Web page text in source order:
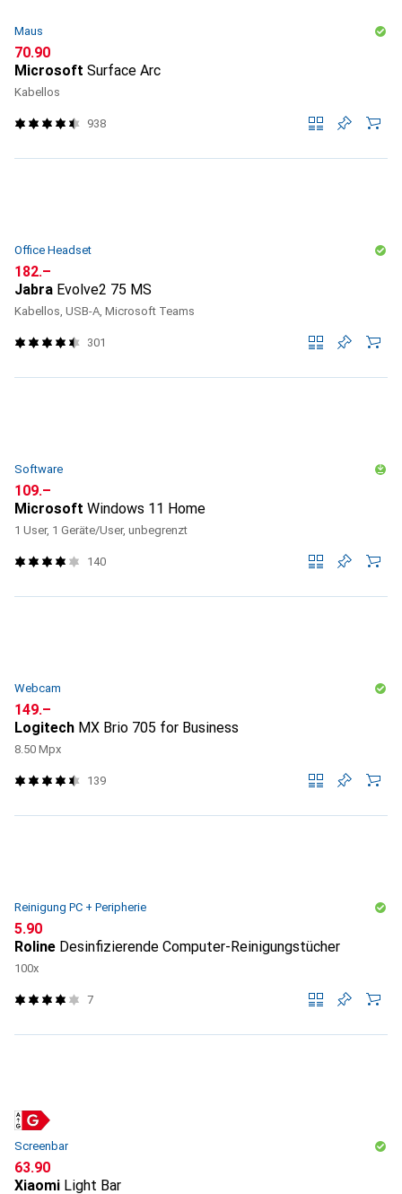
Maus
CHF
70.90
Microsoft Surface Arc
Kabellos
938
Office Headset
CHF
182.–
Jabra Evolve2 75 MS
Kabellos, USB-A, Microsoft Teams
301
Software
CHF
109.–
Microsoft Windows 11 Home
1 User, 1 Geräte/User, unbegrenzt
140
Webcam
CHF
149.–
Logitech MX Brio 705 for Business
8.50 Mpx
139
Reinigung PC + Peripherie
CHF
5.90
Roline Desinfizierende Computer-Reinigungstücher
100x
7
Screenbar
CHF
63.90
Xiaomi Light Bar